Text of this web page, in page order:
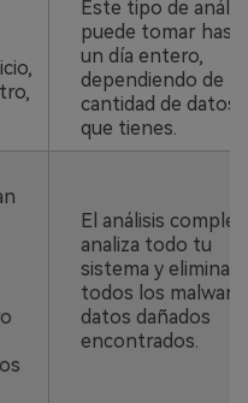
Este tipo de
puede tomar
un día entero,
dependiendo de la
cantidad de datos
que tienes.
El análisis
analiza todo tu
sistema y elimina
todos los malware
datos dañados
encontrados.